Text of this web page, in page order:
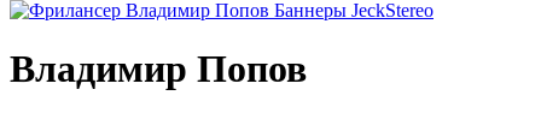
Владимир Попов